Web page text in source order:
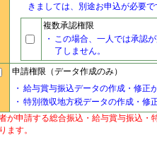
きましては、別途お申込が必要で
複数承認権限
・ この場合、一人では承認
了しません。
申請権限（データ作成のみ）
・ 給与賞与振込データの作成・修正
・ 特別徴収地方税データの作成・修
が申請する総合振込・給与賞与振込
ます。